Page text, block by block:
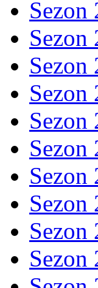
Sezon
Sezon
Sezon
Sezon
Sezon
Sezon
Sezon
Sezon
Sezon
Sezon